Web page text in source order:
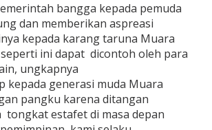
bangga kepada pemuda
dan memberikan aspreasi
kepada karang taruna Muara
ini dapat dicontoh oleh para
ungkapnya
kepada generasi muda Muara
pangku karena ditangan
tongkat estafet di masa depan